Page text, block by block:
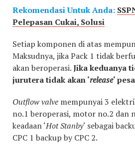
Rekomendasi Untuk Anda:
Pelepasan Cukai, Solusi
Setiap komponen di atas
Maksudnya, jika Pack 1 tidak
akan beroperasi.Jika keduanya
jurutera tidak akan ‘release‘
Outflow valve mempunyai 3
no.1 beroperasi, motor no.2 dan
keadaan ‘Hot Stanby‘ sebagai
CPC 1 backup by CPC 2.